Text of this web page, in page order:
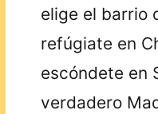
elige el barrio
refúgiate en
escóndete en
verdadero